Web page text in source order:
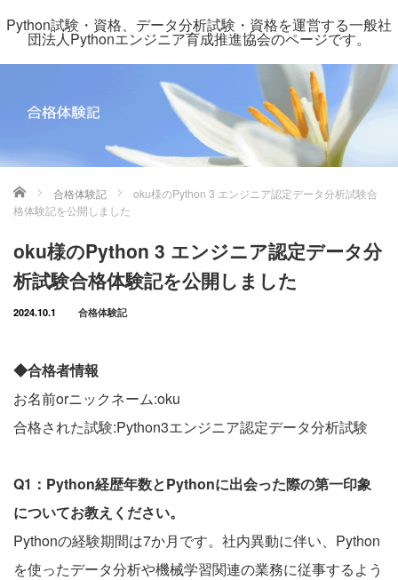
Python試験・資格、データ分析試験・資格を運営する一般社
団法人Pythonエンジニア育成推進協会のページです。
ホーム 合格体験記
oku様のPython 3 エンジニア認定データ分析試験合
格体験記を公開しました
oku様のPython 3 エンジニア認定データ分
析試験合格体験記を公開しました
2024.10.1 合格体験記
◆合格者情報
お名前orニックネーム:oku
合格された試験:Python3エンジニア認定データ分析試験
Q1：Python経歴年数とPythonに出会った際の第一印象
についてお教えください。
Pythonの経験期間は7か月です。社内異動に伴い、Python
を使ったデータ分析や機械学習関連の業務に従事するよう